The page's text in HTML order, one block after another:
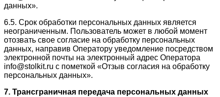
данных».
6.5. Срок обработки персональных данных является
неограниченным. Пользователь может в любой момент
отозвать свое согласие на обработку персональных
данных, направив Оператору уведомление посредством
электронной почты на электронный адрес Оператора
info@stolkit.ru с пометкой «Отзыв согласия на обработку
персональных данных».
7. Трансграничная передача персональных данных